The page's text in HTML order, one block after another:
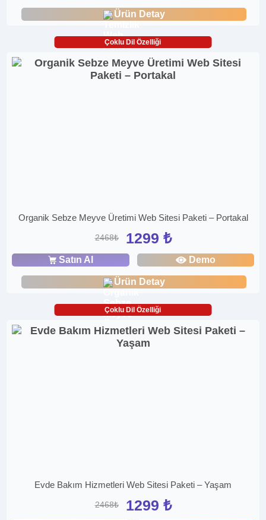
Ürün Detay
Çoklu Dil Özelliği
Organik Sebze Meyve Üretimi Web Sitesi Paketi – Portakal
2468₺ 1299 ₺
Satın Al Demo
Ürün Detay
Çoklu Dil Özelliği
Evde Bakım Hizmetleri Web Sitesi Paketi – Yaşam
2468₺ 1299 ₺